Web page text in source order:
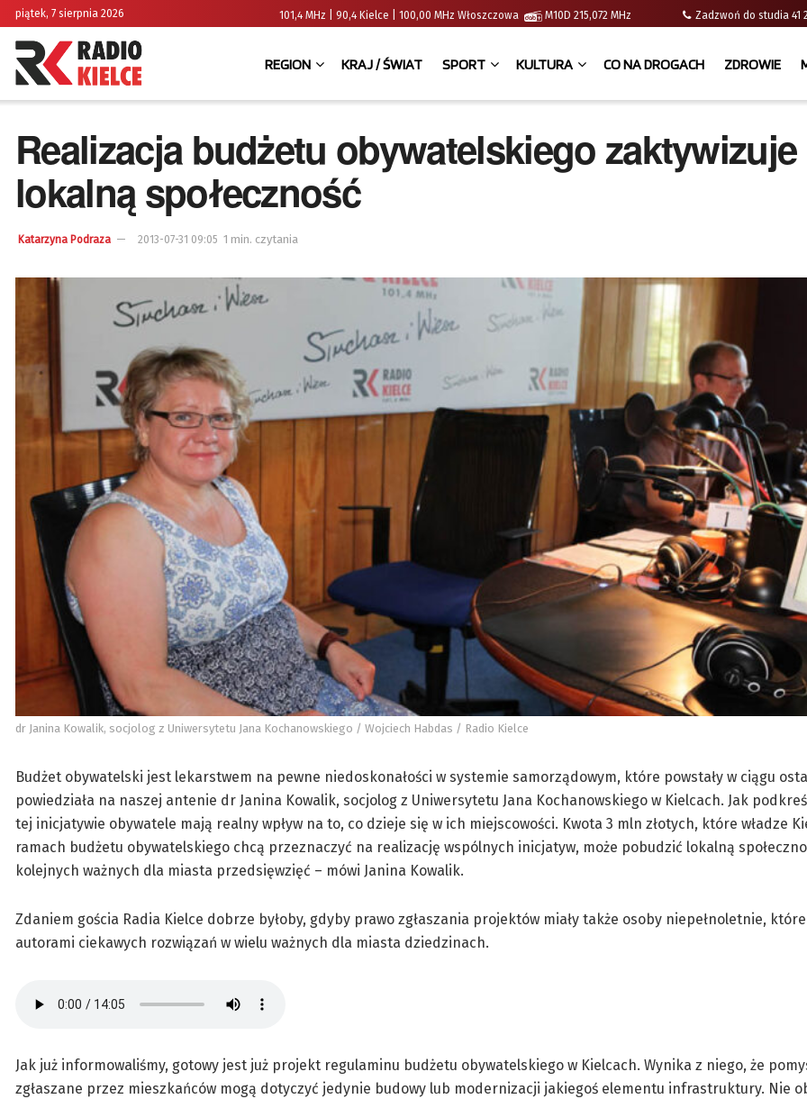
piątek, 7 sierpnia 2026 101,4 MHz | 90,4 Kielce | 100,00 MHz Włoszczowa M10D 215,072 MHz Zadzwoń do studia
REGION KRAJ / ŚWIAT SPORT KULTURA CO NA DROGACH ZDROWIE
Realizacja budżetu obywatelskiego zaktywizuje
lokalną społeczność
Katarzyna Podraza 2013-07-31 09:05 1 min. czytania
dr Janina Kowalik, socjolog z Uniwersytetu Jana Kochanowskiego / Wojciech Habdas / Radio Kielce
Budżet obywatelski jest lekarstwem na pewne niedoskonałości w systemie samorządowym, które powstały w ciągu
powiedziała na naszej antenie dr Janina Kowalik, socjolog z Uniwersytetu Jana Kochanowskiego w Kielcach. Jak
tej inicjatywie obywatele mają realny wpływ na to, co dzieje się w ich miejscowości. Kwota 3 mln złotych, które władze
ramach budżetu obywatelskiego chcą przeznaczyć na realizację wspólnych inicjatyw, może pobudzić lokalną
kolejnych ważnych dla miasta przedsięwzięć – mówi Janina Kowalik.
Zdaniem gościa Radia Kielce dobrze byłoby, gdyby prawo zgłaszania projektów miały także osoby niepełnoletnie,
autorami ciekawych rozwiązań w wielu ważnych dla miasta dziedzinach.
Jak już informowaliśmy, gotowy jest już projekt regulaminu budżetu obywatelskiego w Kielcach. Wynika z niego, że
zgłaszane przez mieszkańców mogą dotyczyć jedynie budowy lub modernizacji jakiegoś elementu infrastruktury. Nie